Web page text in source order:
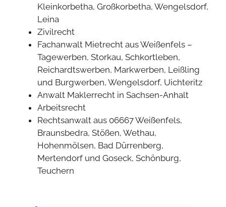
Kleinkorbetha, Großkorbetha, Wengelsdorf,
Leina
Zivilrecht
Fachanwalt Mietrecht aus Weißenfels –
Tagewerben, Storkau, Schkortleben,
Reichardtswerben, Markwerben, Leißling
und Burgwerben, Wengelsdorf, Uichteritz
Anwalt Maklerrecht in Sachsen-Anhalt
Arbeitsrecht
Rechtsanwalt aus 06667 Weißenfels,
Braunsbedra, Stößen, Wethau,
Hohenmölsen, Bad Dürrenberg,
Mertendorf und Goseck, Schönburg,
Teuchern